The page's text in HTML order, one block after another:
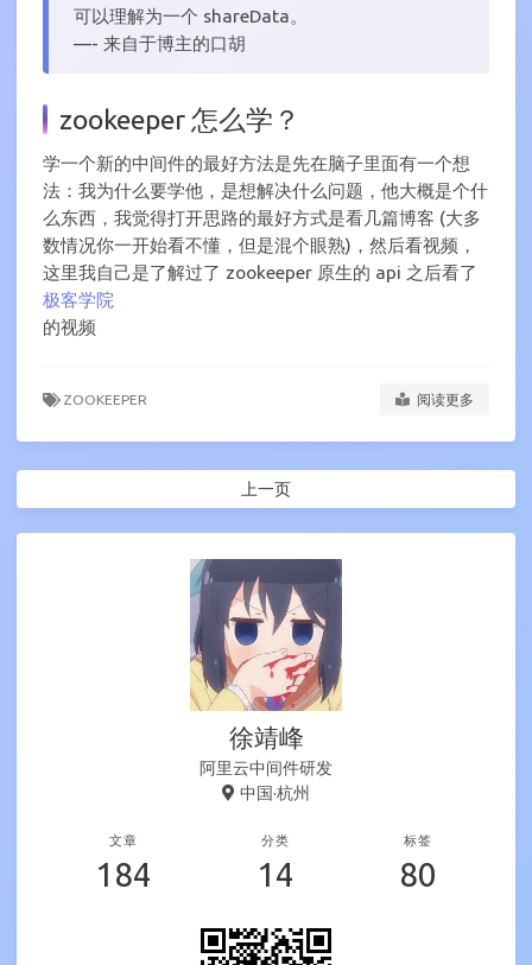
可以理解为一个 shareData。
—- 来自于博主的口胡
zookeeper 怎么学？
学一个新的中间件的最好方法是先在脑子里面有一个想
法：我为什么要学他，是想解决什么问题，他大概是个什
么东西，我觉得打开思路的最好方式是看几篇博客 (大多
数情况你一开始看不懂，但是混个眼熟)，然后看视频，
这里我自己是了解过了 zookeeper 原生的 api 之后看了
极客学院
的视频
ZOOKEEPER 阅读更多
上一页
徐靖峰
阿里云中间件研发
中国·杭州
文章
184
分类
14
标签
80